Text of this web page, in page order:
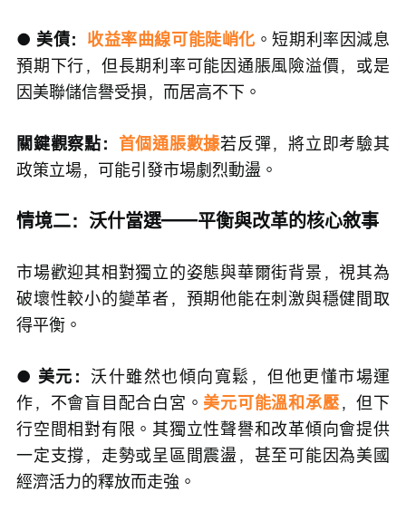
● 美債： 收益率曲線可能陡峭化 。短期利率因減息
預期下行，但長期利率可能因通脹風險溢價，或是
因美聯儲信譽受損，而居高不下。
關鍵觀察點： 首個通脹數據若反彈，將立即考驗其
政策立場，可能引發市場劇烈動盪。
情境二：沃什當選——平衡與改革的核心敘事
市場歡迎其相對獨立的姿態與華爾街背景，視其為
破壞性較小的變革者，預期他能在刺激與穩健間取
得平衡。
● 美元：沃什雖然也傾向寬鬆，但他更懂市場運
作，不會盲目配合白宮。美元可能溫和承壓，但下
行空間相對有限。其獨立性聲譽和改革傾向會提供
一定支撐，走勢或呈區間震盪，甚至可能因為美國
經濟活力的釋放而走強。